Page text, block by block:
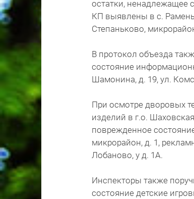
остатки, ненадлежащее
КП выявлены в с.
Степаньково,
В протокол объезда
состояние
Шамонина, д. 19, ул.
При осмотре дворовых
изделий в г.о.
поврежденное
микрорайон, д. 1,
Лобаново, у д. 1А.
Инспекторы также
состояние детские